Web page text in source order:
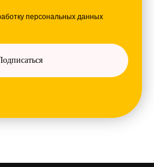
персональных данных